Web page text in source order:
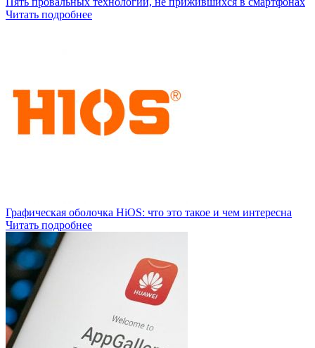
Читать подробнее
Графическая оболочка HiOS: что это такое и чем интересна
Читать подробнее